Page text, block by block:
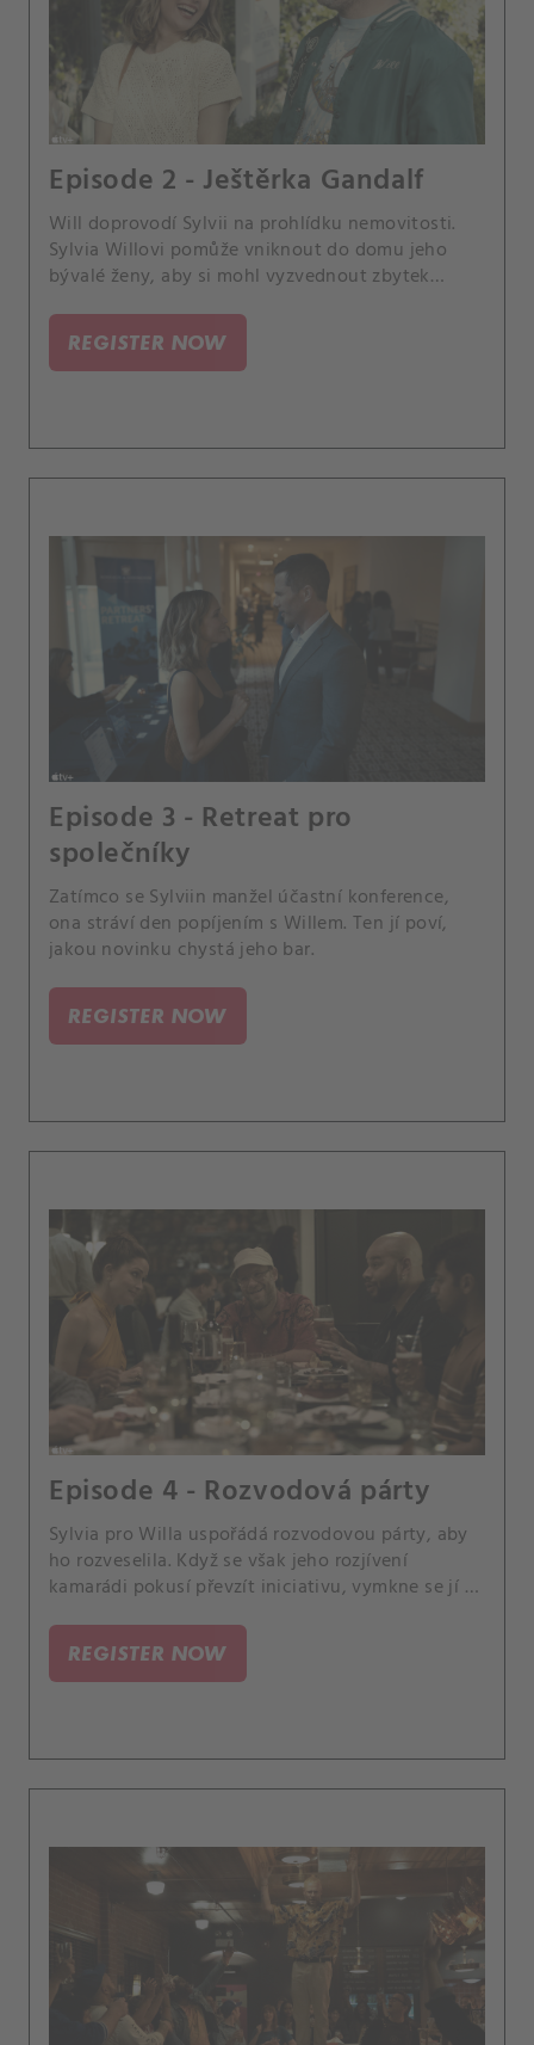
Episode 2 - Ještěrka Gandalf
Will doprovodí Sylvii na prohlídku nemovitosti.
Sylvia Willovi pomůže vniknout do domu jeho
bývalé ženy, aby si mohl vyzvednout zbytek
REGISTER NOW
Episode 3 - Retreat pro
společníky
Zatímco se Sylviin manžel účastní konference,
ona stráví den popíjením s Willem. Ten jí poví,
jakou novinku chystá jeho bar.
REGISTER NOW
Episode 4 - Rozvodová párty
Sylvia pro Willa uspořádá rozvodovou párty, aby
ho rozveselila. Když se však jeho rozjívení
kamarádi pokusí převzít iniciativu, vymkne se jí to
REGISTER NOW